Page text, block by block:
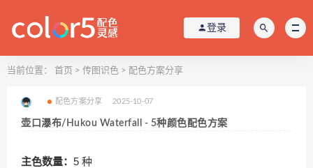
登录
当前位置： 首页 > 传图识色 > 配色方案分享
配色方案分享 2025-10-07
壶口瀑布/Hukou Waterfall - 5种颜色配色方案
主色数量： 5 种